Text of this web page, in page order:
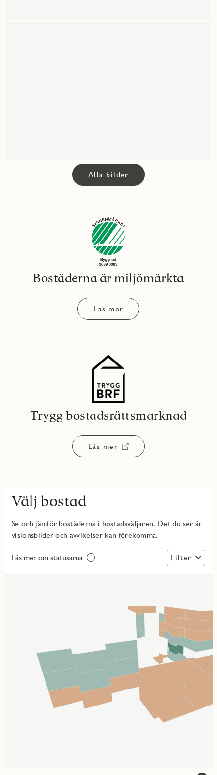
Alla bilder
Bostäderna är miljömärkta
Läs mer
Trygg bostadsrättsmarknad
Läs mer
Välj bostad
Se och jämför bostäderna i bostadsväljaren. Det du ser är
visionsbilder och avvikelser kan förekomma.
Läs mer om statusarna Filter